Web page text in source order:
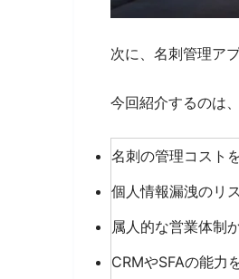
次に、名刺管理ア
今回紹介するのは、
名刺の管理コスト
個人情報漏洩のリ
属人的な営業体制
CRMやSFAの能力